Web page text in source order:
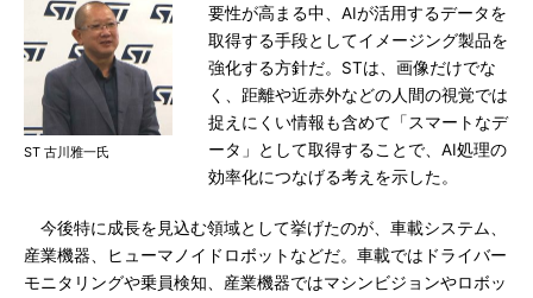
ST 古川雅一氏
要性が高まる中、AIが活用するデータを
取得する手段としてイメージング製品を
強化する方針だ。STは、画像だけでな
く、距離や近赤外などの人間の視覚では
捉えにくい情報も含めて「スマートなデ
ータ」として取得することで、AI処理の
効率化につなげる考えを示した。
今後特に成長を見込む領域として挙げたのが、車載システム、
産業機器、ヒューマノイドロボットなどだ。車載ではドライバー
モニタリングや乗員検知、産業機器ではマシンビジョンやロボッ